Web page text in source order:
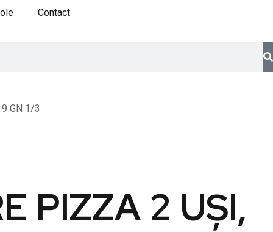
Contact
GN 1/3
PIZZA 2 UȘI,